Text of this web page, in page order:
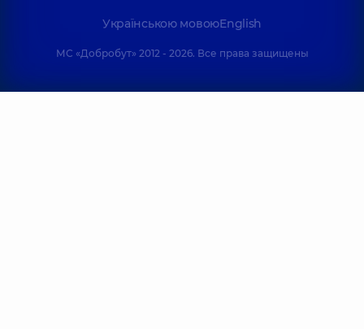
Українською мовоюEnglish
МС «Добробут» 2012 - 2026. Все права защищены